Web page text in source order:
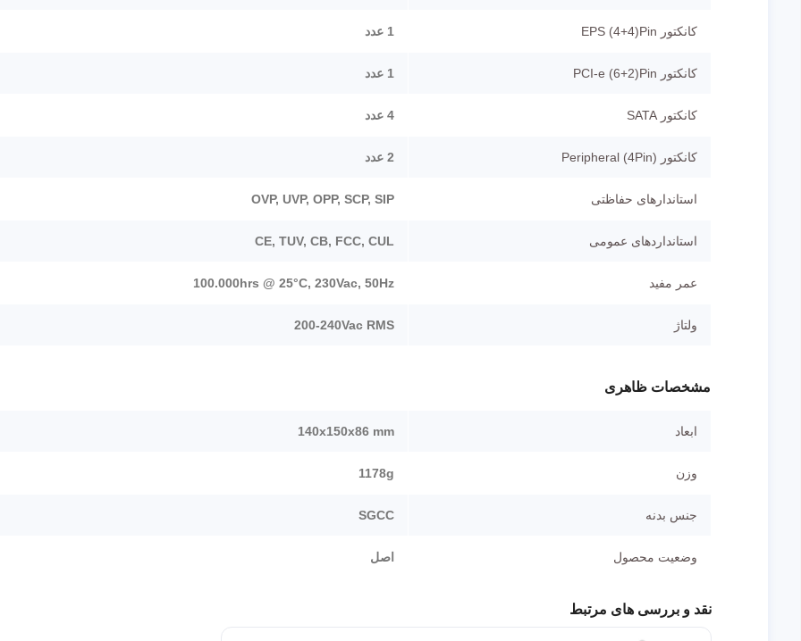
کانکتور EPS (4+4)Pin 1 عدد
کانکتور PCI-e (6+2)Pin 1 عدد
کانکتور SATA 4 عدد
کانکتور Peripheral (4Pin) 2 عدد
استاندارهای حفاظتی OVP, UVP, OPP, SCP, SIP
استانداردهای عمومی CE, TUV, CB, FCC, CUL
عمر مفید 100.000hrs @ 25°C, 230Vac, 50Hz
ولتاژ 200-240Vac RMS
مشخصات ظاهری
ابعاد 140x150x86 mm
وزن 1178g
جنس بدنه SGCC
وضعیت محصول اصل
نقد و بررسی های مرتبط